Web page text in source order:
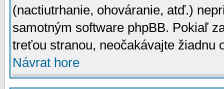
(nactiutrhanie, ohováranie, atď.)
samotným software phpBB. Pokiaľ
treťou stranou, neočakávajte žiadnu
Návrat hore